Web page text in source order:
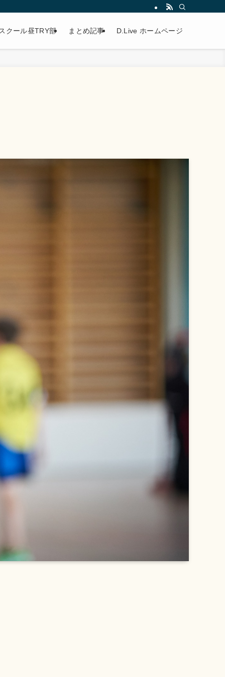
クール昼TRY部 まとめ記事 D.Live ホームページ